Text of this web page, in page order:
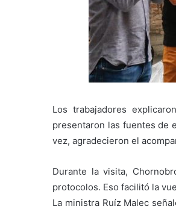
Los trabajadores
presentaron las fuentes de
vez, agradecieron el
Durante la visita,
protocolos. Eso facilitó la
La ministra Ruíz Malec